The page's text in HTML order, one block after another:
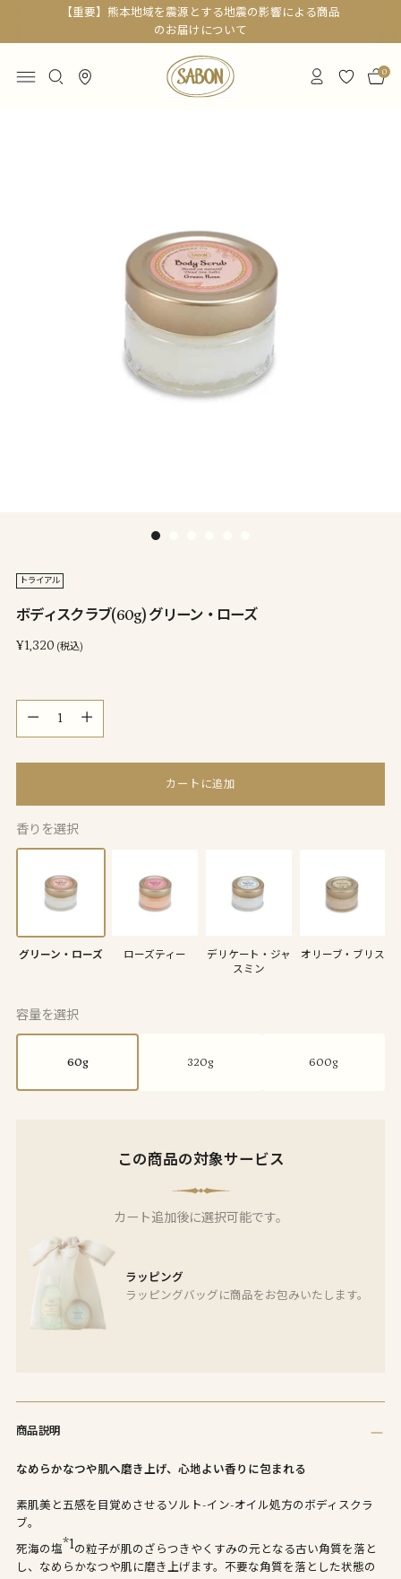
【重要】熊本地域を震源とする地震の影響による商品
のお届けについて
0
トライアル
ボディスクラブ(60g) グリーン・ローズ
通
¥1,320 (税込)
量
カートに追加
香りを選択
グリーン・ローズ ローズティー
デリケート・ジャ
スミン
オリーブ・ブリス
容量を選択
60g 320g 600g
この商品の対象サービス
カート追加後に選択可能です。
ラッピング
ラッピングバッグに商品をお包みいたします。
を
ー
ト
に
加
商品説明
なめらかなつや肌へ磨き上げ、心地よい香りに包まれる
素肌美と五感を目覚めさせるソルト-イン-オイル処方のボディスクラ
ブ。
死海の塩*1の粒子が肌のざらつきやくすみの元となる古い角質を落と
し、なめらかなつや肌に磨き上げます。不要な角質を落とした状態の